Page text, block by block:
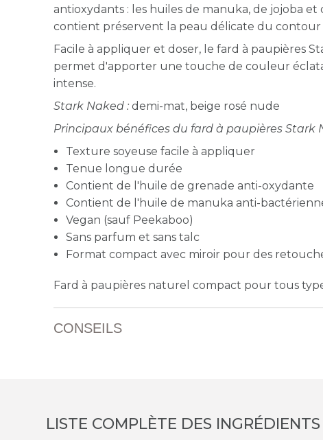
antioxydants : les huiles de manuka, de jojoba
contient préservent la peau délicate du contour
Facile à appliquer et doser, le fard à paupières
permet d'apporter une touche de couleur
intense.
Stark Naked :demi-mat, beige rosé nude
Principaux bénéfices du fard à paupières Stark
Texture soyeuse facile à appliquer
Tenue longue durée
Contient de l'huile de grenade anti-oxydante
Contient de l'huile de manuka anti-
Vegan (sauf Peekaboo)
Sans parfum et sans talc
Format compact avec miroir pour des
Fard à paupières naturel compact pour tous
CONSEILS
LISTE COMPLÈTE DES INGRÉDIENTS